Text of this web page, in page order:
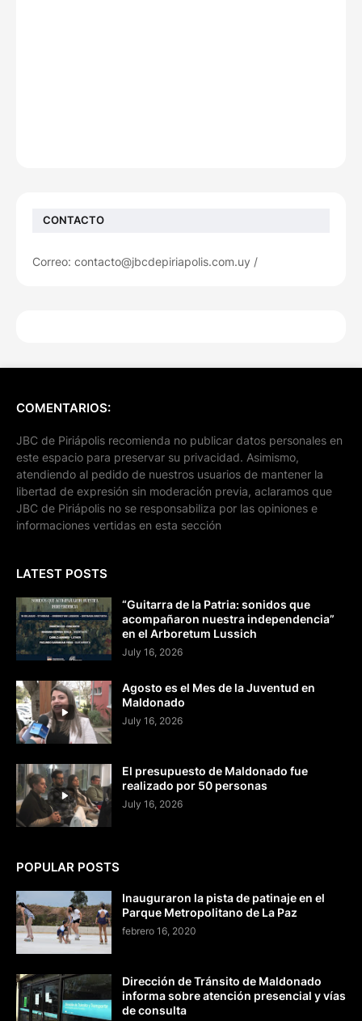
CONTACTO
Correo: contacto@jbcdepiriapolis.com.uy /
COMENTARIOS:
JBC de Piriápolis recomienda no publicar datos personales en
este espacio para preservar su privacidad. Asimismo,
atendiendo al pedido de nuestros usuarios de mantener la
libertad de expresión sin moderación previa, aclaramos que
JBC de Piriápolis no se responsabiliza por las opiniones e
informaciones vertidas en esta sección
LATEST POSTS
“Guitarra de la Patria: sonidos que
acompañaron nuestra independencia”
en el Arboretum Lussich
July 16, 2026
Agosto es el Mes de la Juventud en
Maldonado
July 16, 2026
El presupuesto de Maldonado fue
realizado por 50 personas
July 16, 2026
POPULAR POSTS
Inauguraron la pista de patinaje en el
Parque Metropolitano de La Paz
febrero 16, 2020
Dirección de Tránsito de Maldonado
informa sobre atención presencial y vías
de consulta